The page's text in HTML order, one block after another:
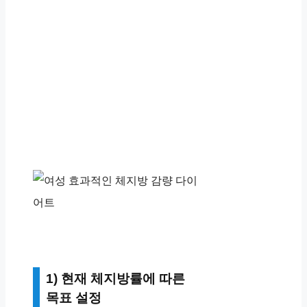
1) 현재 체지방률에 따른
목표 설정